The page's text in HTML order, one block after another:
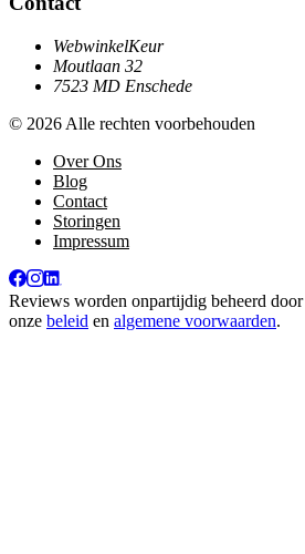
WebwinkelKeur
Moutlaan 32
7523 MD Enschede
© 2026 Alle rechten voorbehouden
Over Ons
Blog
Contact
Storingen
Impressum
Reviews worden onpartijdig beheerd door
onze beleid en algemene voorwaarden.